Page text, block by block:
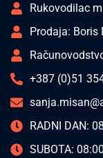
Rukovodilac
Prodaja: Boris
+387 (0)51
RADNI DAN:
SUBOTA: